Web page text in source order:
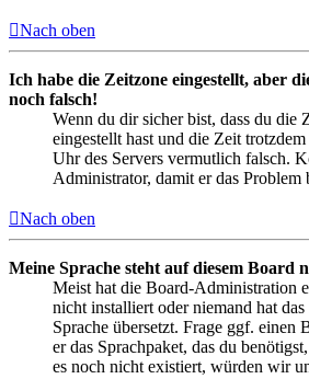
Nach oben
Ich habe die Zeitzone eingestellt, aber
noch falsch!
Wenn du dir sicher bist, dass du die
eingestellt hast und die Zeit
Uhr des Servers vermutlich falsch.
Administrator, damit er das Problem
Nach oben
Meine Sprache steht auf diesem Board
Meist hat die Board-Administration
nicht installiert oder niemand hat
Sprache übersetzt. Frage ggf. einen
er das Sprachpaket, das du
es noch nicht existiert, würden wir